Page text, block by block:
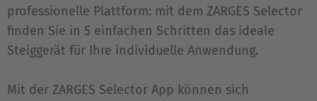
professionelle Plattform: mit dem ZARGES Selector
finden Sie in 5 einfachen Schritten das ideale
Steiggerät für Ihre individuelle Anwendung.
Mit der ZARGES Selector App können sich